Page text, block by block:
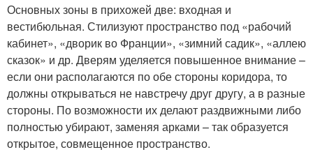
Основных зоны в прихожей две: входная и
вестибюльная. Стилизуют пространство под «рабочий
кабинет», «дворик во Франции», «зимний садик», «аллею
сказок» и др. Дверям уделяется повышенное внимание –
если они располагаются по обе стороны коридора, то
должны открываться не навстречу друг другу, а в разные
стороны. По возможности их делают раздвижными либо
полностью убирают, заменяя арками – так образуется
открытое, совмещенное пространство.